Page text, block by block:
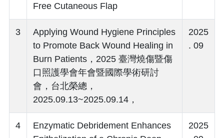
Free Cutaneous Flap
3
Applying Wound Hygiene Principles
to Promote Back Wound Healing in
Burn Patients，2025 臺灣燒傷暨傷
口照護學會年會暨國際學術研討
會，台北榮總，
2025.09.13~2025.09.14，
2025
. 09
4
Enzymatic Debridement Enhances
2025